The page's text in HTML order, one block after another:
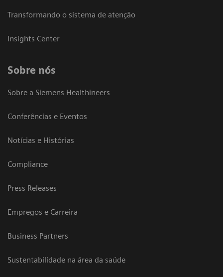
Transformando o sistema de atenção
Insights Center
Sobre nós
Sobre a Siemens Healthineers
Conferências e Eventos
Notícias e Histórias
Compliance
Press Releases
Empregos e Carreira
Business Partners
Sustentabilidade na área da saúde